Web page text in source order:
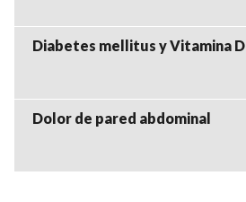
Diabetes mellitus y Vitamina D
Dolor de pared abdominal